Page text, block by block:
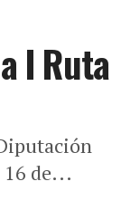
I Ruta
16 de...